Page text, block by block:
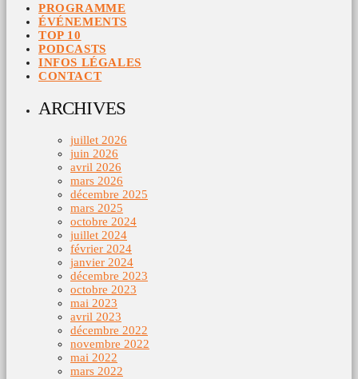
PROGRAMME
ÉVÉNEMENTS
TOP 10
PODCASTS
INFOS LÉGALES
CONTACT
ARCHIVES
juillet 2026
juin 2026
avril 2026
mars 2026
décembre 2025
mars 2025
octobre 2024
juillet 2024
février 2024
janvier 2024
décembre 2023
octobre 2023
mai 2023
avril 2023
décembre 2022
novembre 2022
mai 2022
mars 2022